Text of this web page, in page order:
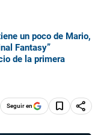
un poco de Mario,
Fantasy”
de la primera
Seguir en